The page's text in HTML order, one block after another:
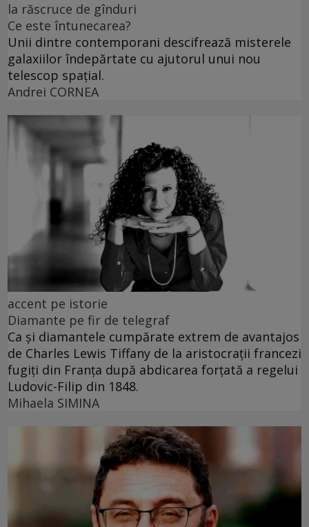
la răscruce de gînduri
Ce este întunecarea?
Unii dintre contemporani descifrează misterele
galaxiilor îndepărtate cu ajutorul unui nou
telescop spațial.
Andrei CORNEA
accent pe istorie
Diamante pe fir de telegraf
Ca și diamantele cumpărate extrem de avantajos
de Charles Lewis Tiffany de la aristocrații francezi
fugiți din Franța după abdicarea forțată a regelui
Ludovic-Filip din 1848.
Mihaela SIMINA